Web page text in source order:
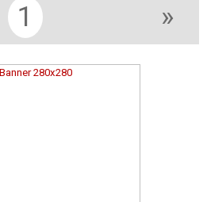
1 »